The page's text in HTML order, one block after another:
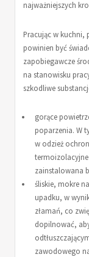
najważniejszych
Pracując w kuchni,
powinien być
zapobiegawcze
na stanowisku
szkodliwe
gorące
poparzenia. W
w odzież
zainstalowana
śliskie, mokre
upadku, w
złamań, co
dopilnować,
zawodowego